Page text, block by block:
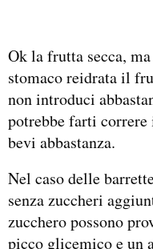
Ok la frutta secca,
stomaco reidrata il
non introduci
potrebbe farti
bevi abbastanza.
Nel caso delle
senza zuccheri
zucchero possono
picco glicemico e un